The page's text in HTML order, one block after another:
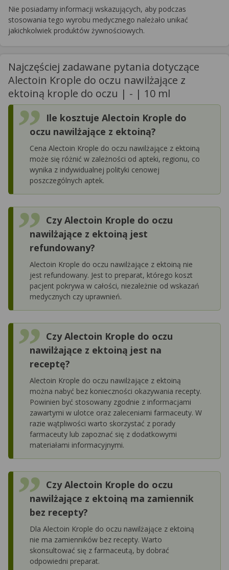
Nie posiadamy informacji wskazujących, aby podczas
stosowania tego wyrobu medycznego należało unikać
jakichkolwiek produktów żywnościowych.
Najczęściej zadawane pytania dotyczące
Alectoin Krople do oczu nawilżające z
ektoiną krople do oczu | - | 10 ml
Ile kosztuje Alectoin Krople do
oczu nawilżające z ektoiną?
Cena Alectoin Krople do oczu nawilżające z ektoiną
może się różnić w zależności od apteki, regionu, co
wynika z indywidualnej polityki cenowej
poszczególnych aptek.
Czy Alectoin Krople do oczu
nawilżające z ektoiną jest
refundowany?
Alectoin Krople do oczu nawilżające z ektoiną nie
jest refundowany. Jest to preparat, którego koszt
pacjent pokrywa w całości, niezależnie od wskazań
medycznych czy uprawnień.
Czy Alectoin Krople do oczu
nawilżające z ektoiną jest na
receptę?
Alectoin Krople do oczu nawilżające z ektoiną
można nabyć bez konieczności okazywania recepty.
Powinien być stosowany zgodnie z informacjami
zawartymi w ulotce oraz zaleceniami farmaceuty. W
razie wątpliwości warto skorzystać z porady
farmaceuty lub zapoznać się z dodatkowymi
materiałami informacyjnymi.
Czy Alectoin Krople do oczu
nawilżające z ektoiną ma zamiennik
bez recepty?
Dla Alectoin Krople do oczu nawilżające z ektoiną
nie ma zamienników bez recepty. Warto
skonsultować się z farmaceutą, by dobrać
odpowiedni preparat.